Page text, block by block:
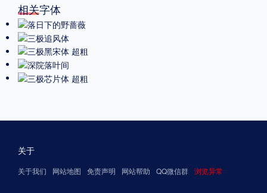
相关字体
关于
关于我们 网站地图 免责声明 网站帮助 QQ微信群 浏览异常